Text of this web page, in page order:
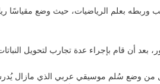
بعلم الرياضيات، حيث وضع مقياسًا
بعد أن قام بإجراء عدة تجارب لتحويل
من وضع سُلم موسيقي عربي الذي مازال يُدرس